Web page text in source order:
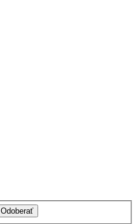
Odoberať